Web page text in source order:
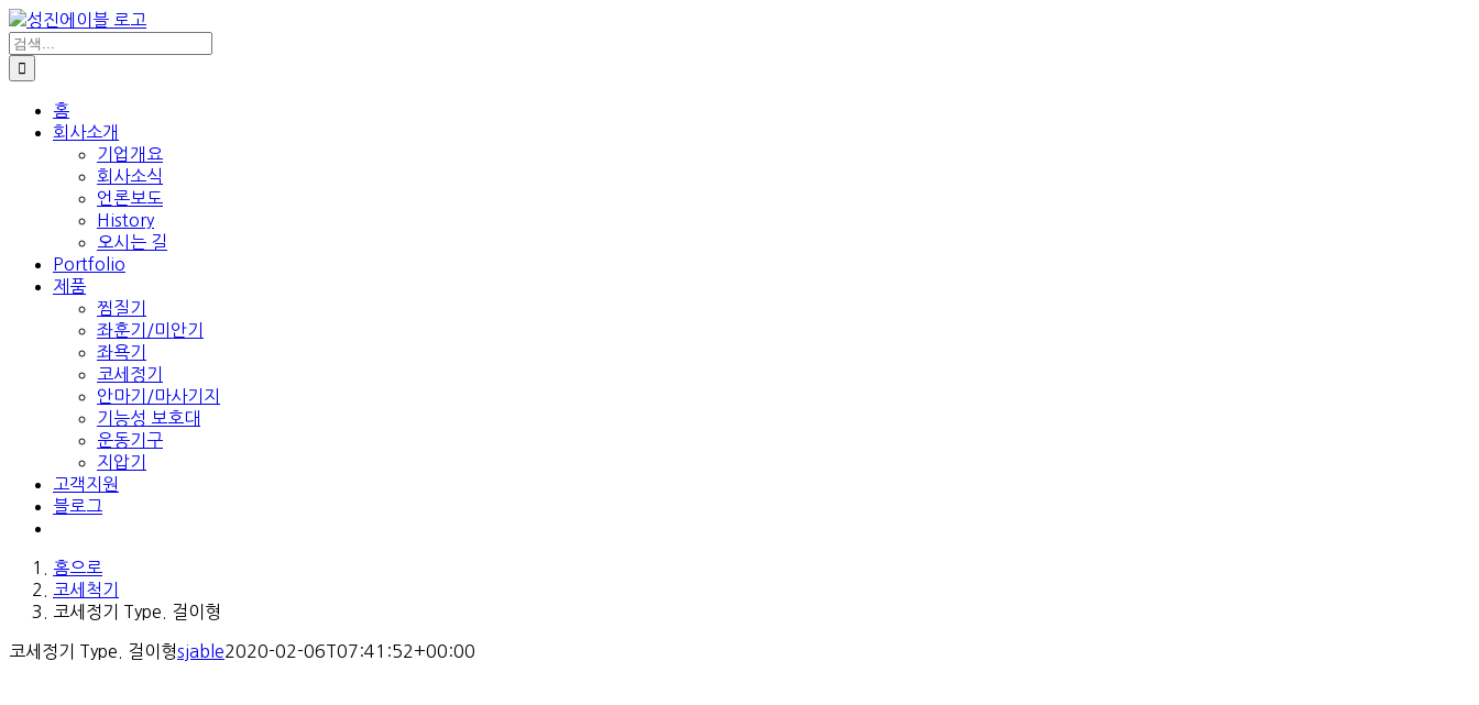
콘
텐
츠
로
검
색:
홈
회사소개
기업개요
회사소식
언론보도
History
오시는 길
Portfolio
제품
찜질기
좌훈기/미안기
좌욕기
코세정기
안마기/마사기지
기능성 보호대
운동기구
지압기
고객지원
블로그
홈으로
코세척기
코세정기 Type. 걸이형
코세정기 Type. 걸이형sjable2020-02-06T07:41:52+00:00